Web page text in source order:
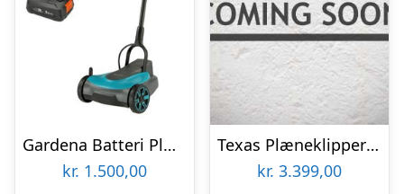
Gardena Batteri Plæneklipper HandyMower 22 / 18V P4A sæt
kr. 1.500,00
Texas Plæneklipper Razor 4220TR-Li inkl. batteri og lader
kr. 3.399,00